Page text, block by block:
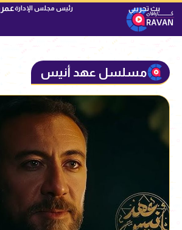
رئيس مجلس الإدارة
مسلسل عهد أنيس